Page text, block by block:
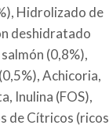
Hidrolizado de
deshidratado
(0,8%),
Achicoria,
Inulina (FOS),
de Cítricos (ricos